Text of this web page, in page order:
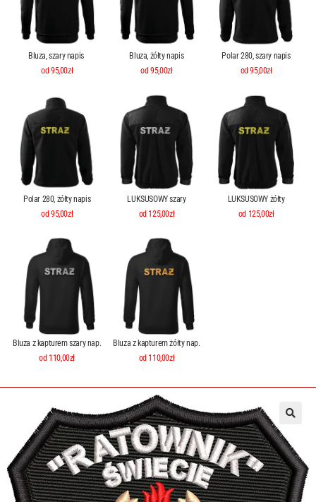
Bluza, szary napis
od 95,00zł
Bluza, żółty napis
od 95,00zł
Polar 280, szary napis
od 95,00zł
Polar 280, żółty napis
od 95,00zł
LUKSUSOWY szary
od 125,00zł
LUKSUSOWY żółty
od 125,00zł
Bluza z kapturem szary nap.
od 110,00zł
Bluza z kapturem żółty nap.
od 110,00zł